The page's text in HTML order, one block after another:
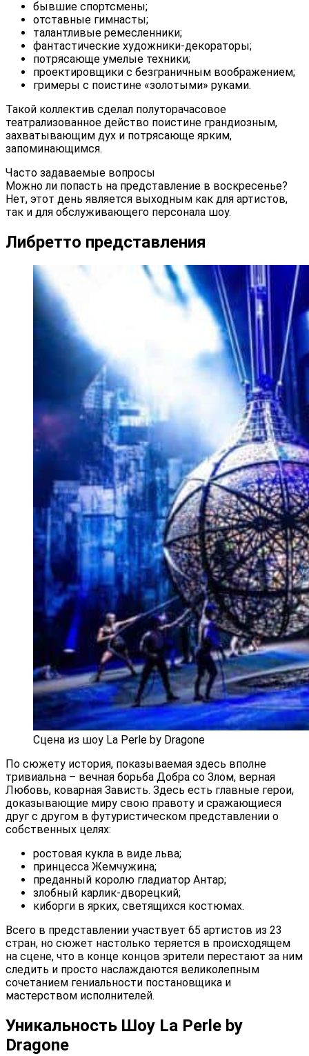
бывшие спортсмены;
отставные гимнасты;
талантливые ремесленники;
фантастические художники-декораторы;
потрясающе умелые техники;
проектировщики с безграничным воображением;
гримеры с поистине «золотыми» руками.
Такой коллектив сделал полуторачасовое
театрализованное действо поистине грандиозным,
захватывающим дух и потрясающе ярким,
запоминающимся.
Часто задаваемые вопросы
Можно ли попасть на представление в воскресенье?
Нет, этот день является выходным как для артистов,
так и для обслуживающего персонала шоу.
Либретто представления
Сцена из шоу La Perle by Dragone
По сюжету история, показываемая здесь вполне
тривиальна – вечная борьба Добра со Злом, верная
Любовь, коварная Зависть. Здесь есть главные герои,
доказывающие миру свою правоту и сражающиеся
друг с другом в футуристическом представлении о
собственных целях:
ростовая кукла в виде льва;
принцесса Жемчужина;
преданный королю гладиатор Антар;
злобный карлик-дворецкий;
киборги в ярких, светящихся костюмах.
Всего в представлении участвует 65 артистов из 23
стран, но сюжет настолько теряется в происходящем
на сцене, что в конце концов зрители перестают за ним
следить и просто наслаждаются великолепным
сочетанием гениальности постановщика и
мастерством исполнителей.
Уникальность Шоу La Perle by
Dragone